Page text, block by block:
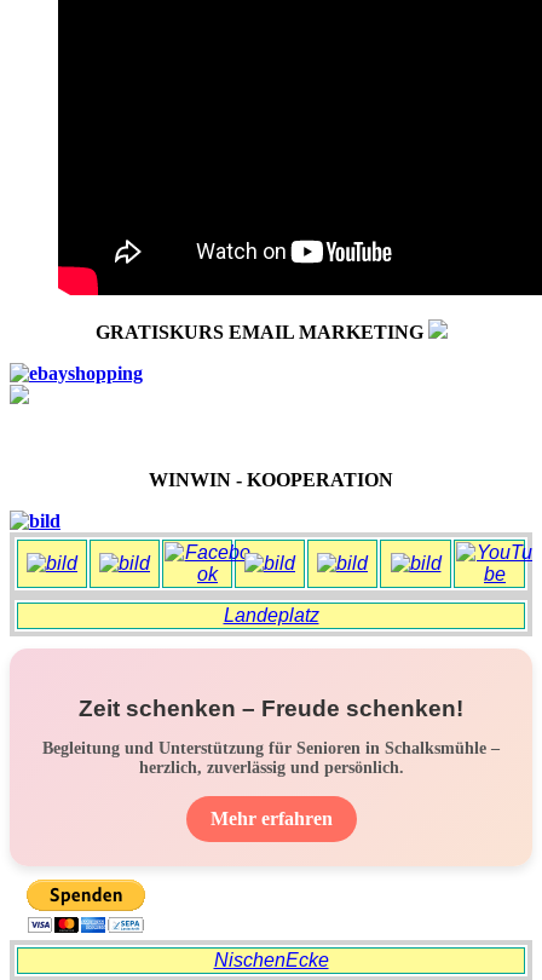
GRATISKURS EMAIL MARKETING
WINWIN - KOOPERATION
Landeplatz
Zeit schenken – Freude schenken!
Begleitung und Unterstützung für Senioren in Schalksmühle –
herzlich, zuverlässig und persönlich.
Mehr erfahren
NischenEcke